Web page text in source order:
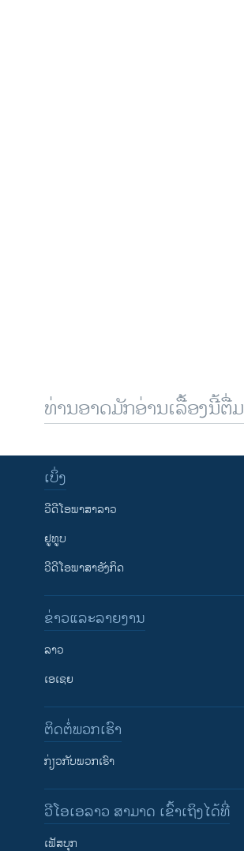
ທ່ານອາດມັກອ່ານເລື້ອງນີ້ຕື່ມ
ເບິ່ງ
ວີດີໂອພາສາລາວ
ຢູທູບ
ວີດີໂອພາສາອັງກິດ
ຂ່າວແລະລາຍງານ
ລາວ
ເອເຊຍ
ຕິດຕໍ່ພວກເຮົາ
ກ່ຽວກັບພວກເຮົາ
ວີໂອເອລາວ ສາມາດ ເຂົ້າເຖິງໄດ້ທີ່
ເຟັສບຸກ